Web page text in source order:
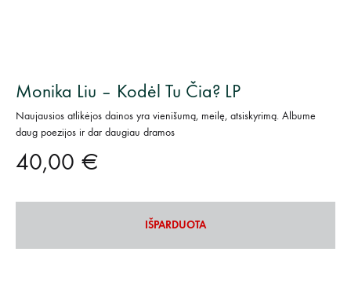
Monika Liu – Kodėl Tu Čia? LP
Naujausios atlikėjos dainos yra vienišumą, meilę, atsiskyrimą. Albume
daug poezijos ir dar daugiau dramos
40,00 €
IŠPARDUOTA